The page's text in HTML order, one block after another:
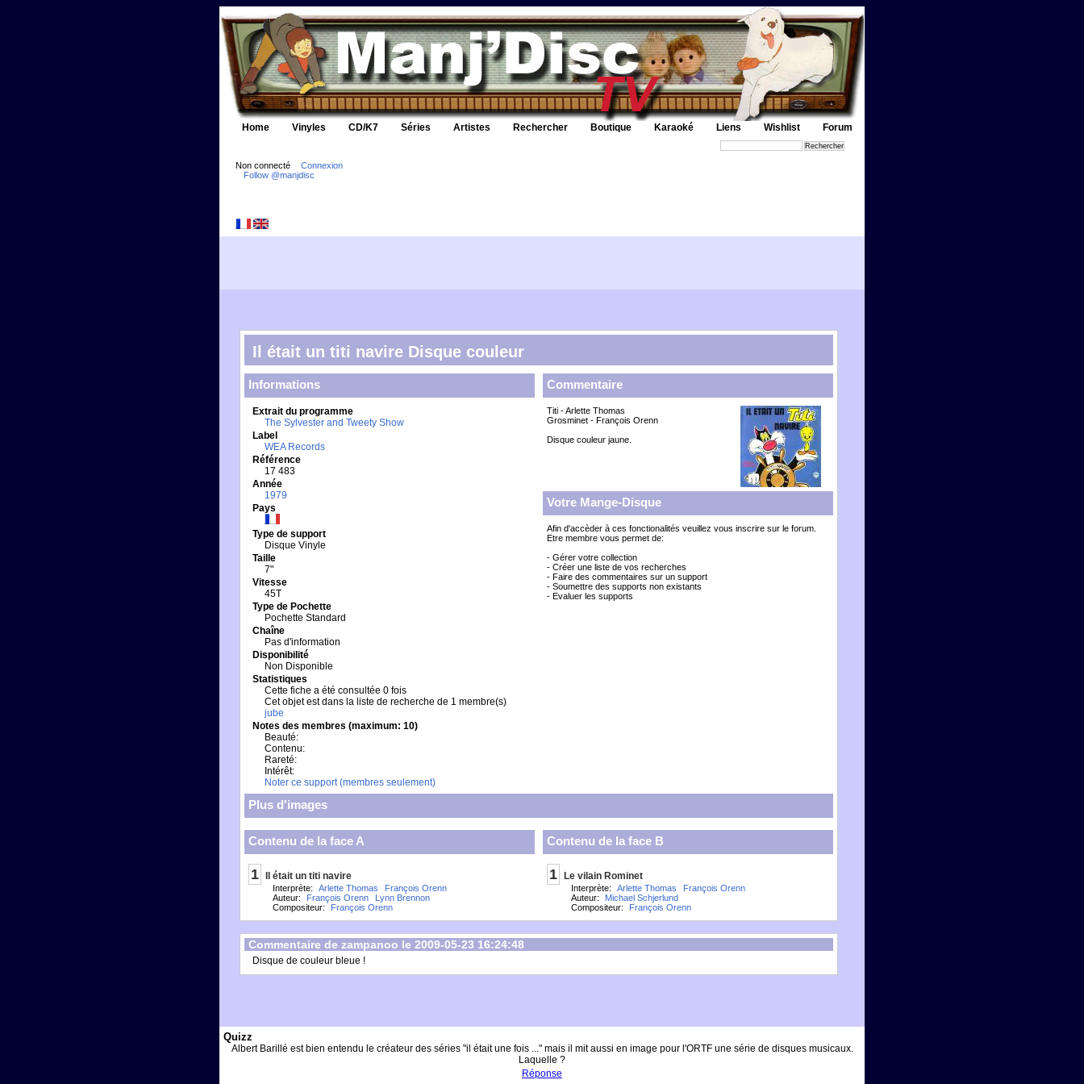
Home Vinyles CD/K7 Séries Artistes Rechercher Boutique Karaoké Liens Wishlist Forum
Non connecté
Connexion
Follow @manjdisc
Il était un titi navire Disque couleur
Informations
Extrait du programme
The Sylvester and Tweety Show
Label
WEA Records
Référence
17 483
Année
1979
Pays
Type de support
Disque Vinyle
Taille
7"
Vitesse
45T
Type de Pochette
Pochette Standard
Chaîne
Pas d'information
Disponibilité
Non Disponible
Statistiques
Cette fiche a été consultée 0 fois
Cet objet est dans la liste de recherche de 1 membre(s)
jube
Notes des membres (maximum: 10)
Beauté:
Contenu:
Rareté:
Intérêt:
Noter ce support (membres seulement)
Commentaire
Titi - Arlette Thomas
Grosminet - François Orenn
Disque couleur jaune.
Votre Mange-Disque
Afin d'accèder à ces fonctionalités veuillez vous inscrire sur le forum.
Etre membre vous permet de:
- Gérer votre collection
- Créer une liste de vos recherches
- Faire des commentaires sur un support
- Soumettre des supports non existants
- Evaluer les supports
Plus d'images
Contenu de la face A
1 Il était un titi navire
Interprète: Arlette Thomas
François Orenn
Auteur:
François Orenn
Lynn Brennon
Compositeur:
François Orenn
Contenu de la face B
1 Le vilain Rominet
Interprète: Arlette Thomas
François Orenn
Auteur:
Michael Schjerlund
Compositeur:
François Orenn
Commentaire de zampanoo le 2009-05-23 16:24:48
Disque de couleur bleue !
Quizz
Albert Barillé est bien entendu le créateur des séries "il était une fois ..." mais il mit aussi en image pour l'ORTF une série de disques musicaux.
Laquelle ?
Réponse